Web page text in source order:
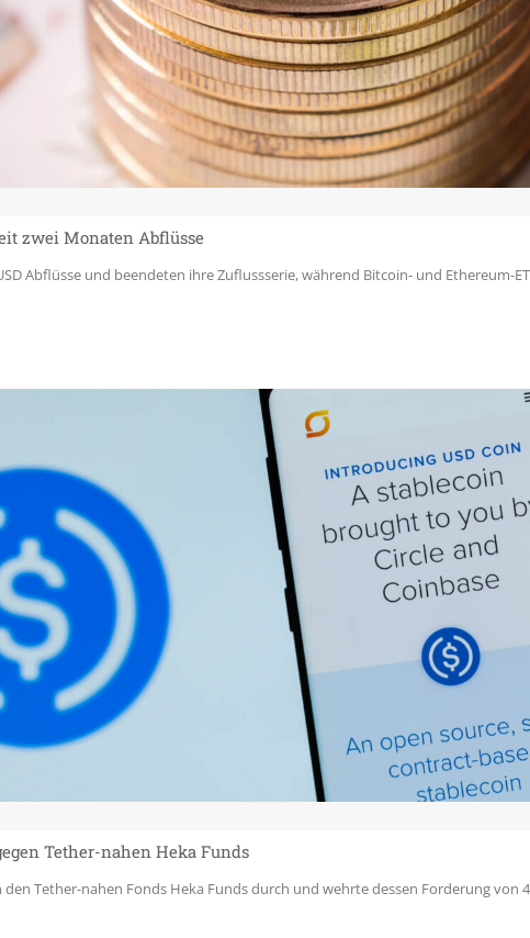
zwei Monaten Abflüsse
Abflüsse und beendeten ihre Zuflussserie, während Bitcoin- und Ethereum-
Tether-nahen Heka Funds
den Tether-nahen Fonds Heka Funds durch und wehrte dessen Forderung von